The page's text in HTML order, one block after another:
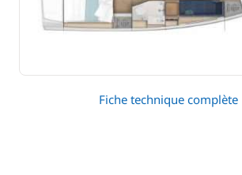
Fiche technique complète